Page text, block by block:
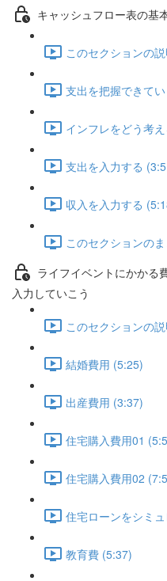
キャッシュフロー表の基
このセクションの
支出を把握できて
インフレをどう考
支出を入力する
収入を入力する
このセクションの
ライフイベントにかかる
入力していこう
このセクションの
結婚費用 (5:25)
出産費用 (3:37)
住宅購入費用01
住宅購入費用02
住宅ローンをシミ
教育費 (5:37)